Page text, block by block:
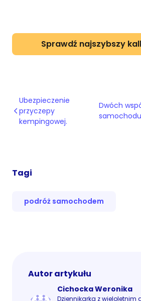
Sprawdź najszybszy
Ubezpieczenie
przyczepy
kempingowej.
Dwóch
Tagi
podróż samochodem
Autor artykułu
Cichocka Weronika
Dziennikarka z wieloletnim